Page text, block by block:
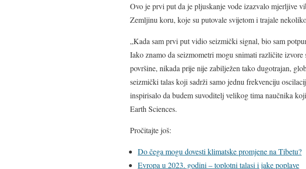
Ovo je prvi put da je pljuskanje vode izazvalo mjerljive
Zemljinu koru, koje su putovale svijetom i trajale
„Kada sam prvi put vidio seizmički signal, bio sam
Iako znamo da seizmometri mogu snimati različite izvore
površine, nikada prije nije zabilježen tako dugotrajan,
seizmički talas koji sadrži samo jednu frekvenciju
inspirisalo da budem suvoditelj velikog tima naučnika
Earth Sciences.
Pročitajte još:
Do čega mogu dovesti klimatske promjene na Tibetu?
Evropa u 2023. godini – toplotni talasi i jake poplave